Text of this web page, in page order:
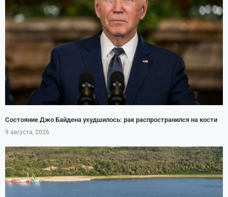
Состояние Джо Байдена ухудшилось: рак распространился на кости
9 августа, 2026